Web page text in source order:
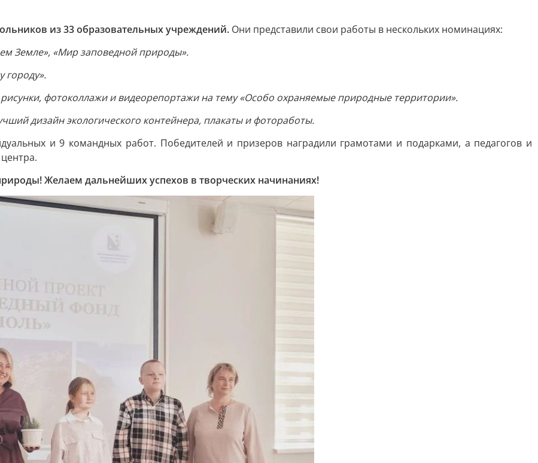
из 33 образовательных учреждений. Они представили свои работы в нескольких номинациях:
Земле», «Мир заповедной природы».
городу».
фотоколлажи и видеорепортажи на тему «Особо охраняемые природные территории».
дизайн экологического контейнера, плакаты и фотоработы.
и 9 командных работ. Победителей и призеров наградили грамотами и подарками, а педагогов и
Желаем дальнейших успехов в творческих начинаниях!